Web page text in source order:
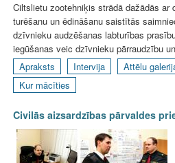
Ciltslietu zootehniķis strādā dažādās ar
turēšanu un ēdināšanu saistītās
dzīvnieku audzēšanas labturības
iegūšanas veic dzīvnieku pārraudzību
Apraksts
Intervija Attēlu
Kur mācīties
Civilās aizsardzības pārvaldes